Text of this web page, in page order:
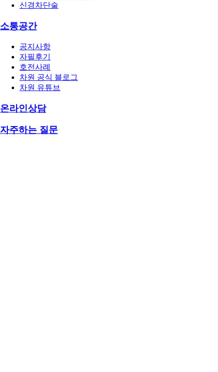
신경차단술
소통공간
공지사항
자필후기
호전사례
차원 공식 블로그
차원 유튜브
온라인상담
자주하는 질문